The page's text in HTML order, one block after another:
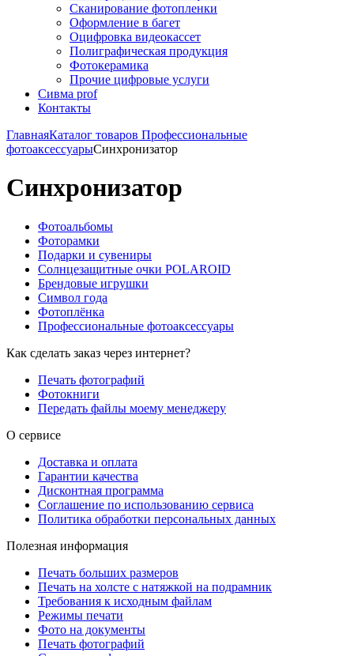
Сканирование фотопленки
Оформление в багет
Оцифровка видеокассет
Полиграфическая продукция
Фотокерамика
Прочие цифровые услуги
Сивма prof
Контакты
ГлавнаяКаталог товаров Профессиональные
фотоаксессуарыСинхронизатор
Синхронизатор
Фотоальбомы
Фоторамки
Подарки и сувениры
Солнцезащитные очки POLAROID
Брендовые игрушки
Символ года
Фотоплёнка
Профессиональные фотоаксессуары
Как сделать заказ через интернет?
Печать фотографий
Фотокниги
Передать файлы моему менеджеру
О сервисе
Доставка и оплата
Гарантии качества
Дисконтная программа
Соглашение по использованию сервиса
Политика обработки персональных данных
Полезная информация
Печать больших размеров
Печать на холсте c натяжкой на подрамник
Требования к исходным файлам
Режимы печати
Фото на документы
Печать фотографий